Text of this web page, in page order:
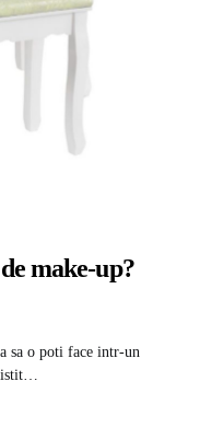
make-up?
sa o poti face intr-un